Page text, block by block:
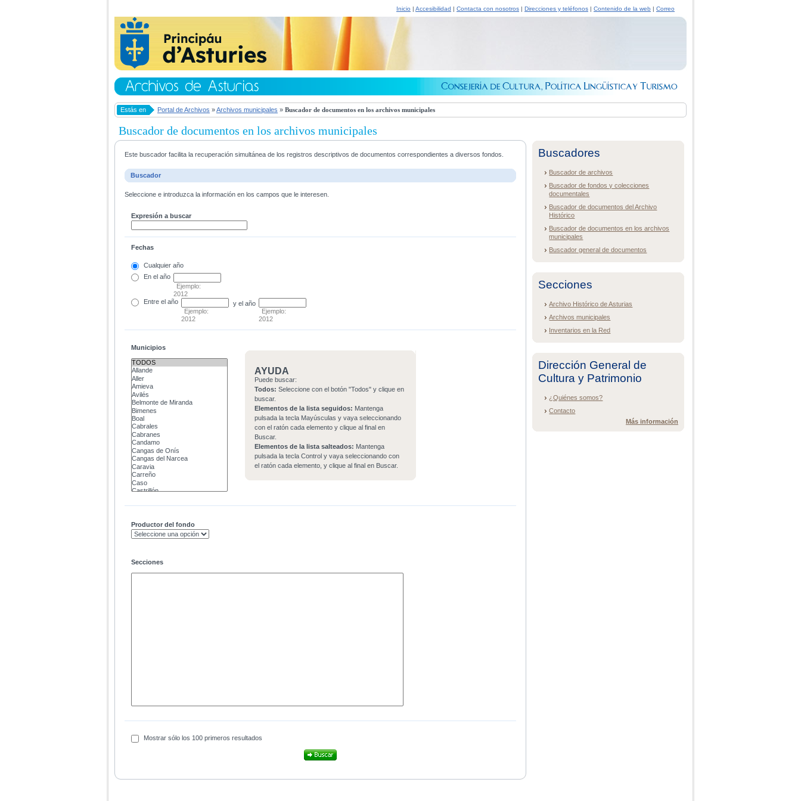
Inicio | Accesibilidad | Contacta con nosotros | Direcciones y teléfonos | Contenido de la web | Correo
Estás en Portal de Archivos »Archivos municipales » Buscador de documentos en los archivos municipales
Buscador de documentos en los archivos municipales
Este buscador facilita la recuperación simultánea de los registros descriptivos de documentos correspondientes a diversos fondos.
Buscador
Seleccione e introduzca la información en los campos que le interesen.
Expresión a buscar
Fechas
Cualquier año
En el año
Ejemplo:
2012
Entre el año
Ejemplo:
2012
y el año
Ejemplo:
2012
Municipios
AYUDA
Puede buscar:
Todos: Seleccione con el botón "Todos" y clique en
buscar.
Elementos de la lista seguidos: Mantenga
pulsada la tecla Mayúsculas y vaya seleccionando
con el ratón cada elemento y clique al final en
Buscar.
Elementos de la lista salteados: Mantenga
pulsada la tecla Control y vaya seleccionando con
el ratón cada elemento, y clique al final en Buscar.
Productor del fondo
Secciones
Mostrar sólo los 100 primeros resultados
Buscadores
Buscador de archivos
Buscador de fondos y colecciones
documentales
Buscador de documentos del Archivo
Histórico
Buscador de documentos en los archivos
municipales
Buscador general de documentos
Secciones
Archivo Histórico de Asturias
Archivos municipales
Inventarios en la Red
Dirección General de
Cultura y Patrimonio
¿Quiénes somos?
Contacto
Más información